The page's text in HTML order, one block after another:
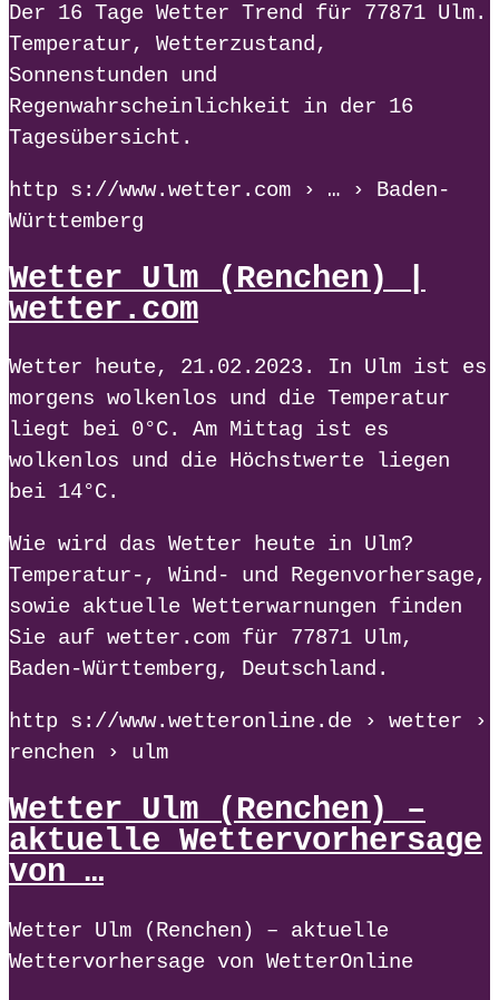
Der 16 Tage Wetter Trend für 77871 Ulm.
Temperatur, Wetterzustand,
Sonnenstunden und
Regenwahrscheinlichkeit in der 16
Tagesübersicht.
http s://www.wetter.com › … › Baden-
Württemberg
Wetter Ulm (Renchen) |
wetter.com
Wetter heute, 21.02.2023. In Ulm ist es
morgens wolkenlos und die Temperatur
liegt bei 0°C. Am Mittag ist es
wolkenlos und die Höchstwerte liegen
bei 14°C.
Wie wird das Wetter heute in Ulm?
Temperatur-, Wind- und Regenvorhersage,
sowie aktuelle Wetterwarnungen finden
Sie auf wetter.com für 77871 Ulm,
Baden-Württemberg, Deutschland.
http s://www.wetteronline.de › wetter ›
renchen › ulm
Wetter Ulm (Renchen) –
aktuelle Wettervorhersage
von …
Wetter Ulm (Renchen) – aktuelle
Wettervorhersage von WetterOnline